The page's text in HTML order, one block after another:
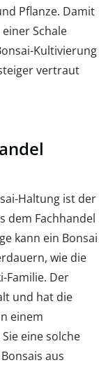
Pflanze. Damit
Schale
Kultivierung
vertraut
Haltung ist der
dem Fachhandel
kann ein Bonsai
wie die
Familie. Der
und hat die
einem
eine solche
aus